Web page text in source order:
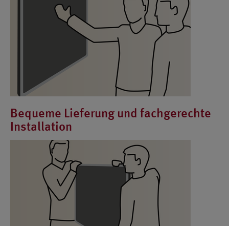
Bequeme Lieferung und fachgerechte
Installation